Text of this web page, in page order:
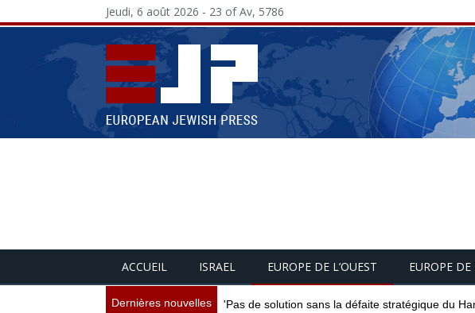
Jeudi, 6 août 2026 - 23 of Av, 5786
ACCUEIL ISRAEL EUROPE DE L’OUEST EUROPE DE
Dernières nouvelles 'Pas de solution sans la défaite stratégique du